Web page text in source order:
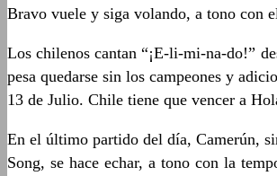
Bravo vuele y siga volando, a tono con
Los chilenos cantan “¡E-li-mi-na-do!”
pesa quedarse sin los campeones y
13 de Julio. Chile tiene que vencer a
En el último partido del día, Camerún,
Song, se hace echar, a tono con la